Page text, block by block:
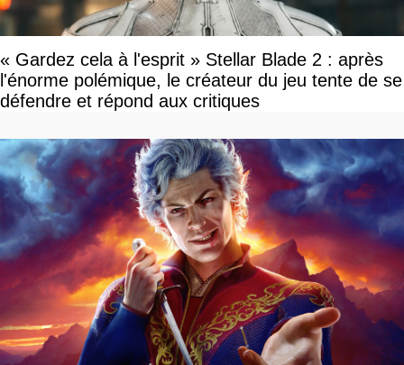
« Gardez cela à l'esprit » Stellar Blade 2 : après
l'énorme polémique, le créateur du jeu tente de se
défendre et répond aux critiques